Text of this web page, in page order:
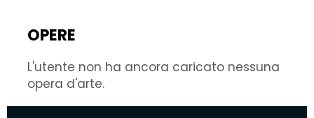
OPERE
L'utente non ha ancora caricato nessuna
opera d'arte.